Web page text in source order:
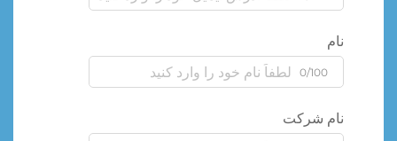
نام
0/100
نام شرکت